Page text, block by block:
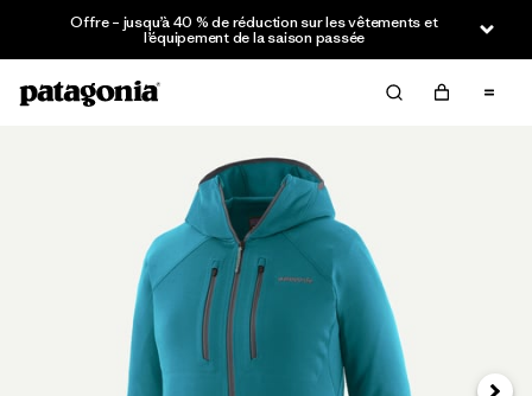
Offre – jusqu’à 40 % de réduction sur les vêtements et
l’équipement de la saison passée